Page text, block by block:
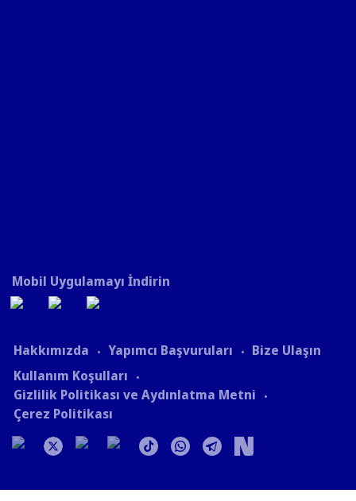
Mobil Uygulamayı İndirin
Hakkımızda Yapımcı Başvuruları
Bize Ulaşın
Kullanım Koşulları
Gizlilik Politikası ve Aydınlatma Metni
Çerez Politikası